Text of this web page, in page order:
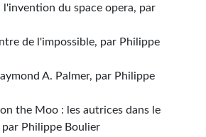
l'invention du space opera, par
de l'impossible, par Philippe
A. Palmer, par Philippe
the Moo : les autrices dans le
par Philippe Boulier